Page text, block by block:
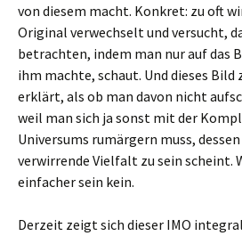
von diesem macht. Konkret: zu oft
Original verwechselt und versucht,
betrachten, indem man nur auf das
ihm machte, schaut. Und dieses Bild
erklärt, als ob man davon nicht
weil man sich ja sonst mit der
Universums rumärgern muss,
verwirrende Vielfalt zu sein scheint.
einfacher sein kein.
Derzeit zeigt sich dieser IMO